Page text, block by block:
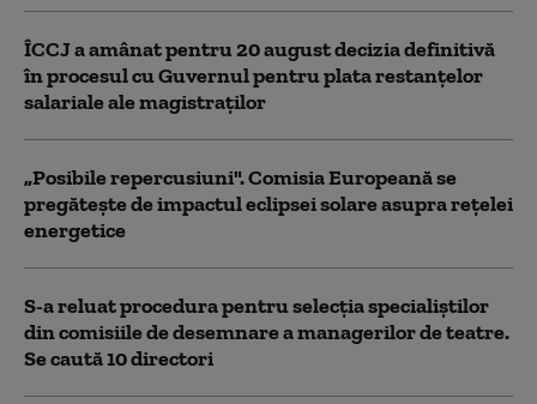
ÎCCJ a amânat pentru 20 august decizia definitivă
în procesul cu Guvernul pentru plata restanțelor
salariale ale magistraților
„Posibile repercusiuni". Comisia Europeană se
pregătește de impactul eclipsei solare asupra rețelei
energetice
S-a reluat procedura pentru selecţia specialiştilor
din comisiile de desemnare a managerilor de teatre.
Se caută 10 directori